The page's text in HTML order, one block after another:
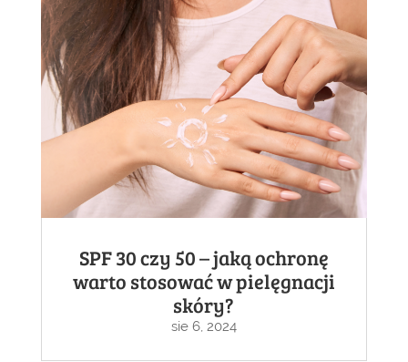
SPF 30 czy 50 – jaką ochronę
warto stosować w pielęgnacji
skóry?
sie 6, 2024